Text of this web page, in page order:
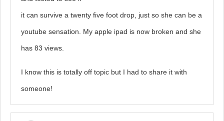
it can survive a twenty five foot drop, just so she can be a
youtube sensation. My apple ipad is now broken and she
has 83 views.
I know this is totally off topic but I had to share it with
someone!